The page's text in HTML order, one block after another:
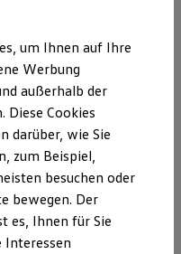
Apps
ID. Buzz
Transporter/Caravelle
Amarok
Modelle
Updates
Sicherheitssysteme
um Ihnen auf Ihre
Werbung
außerhalb der
Diese Cookies
darüber, wie Sie
zum Beispiel,
besuchen oder
bewegen. Der
es, Ihnen für Sie
Interessen